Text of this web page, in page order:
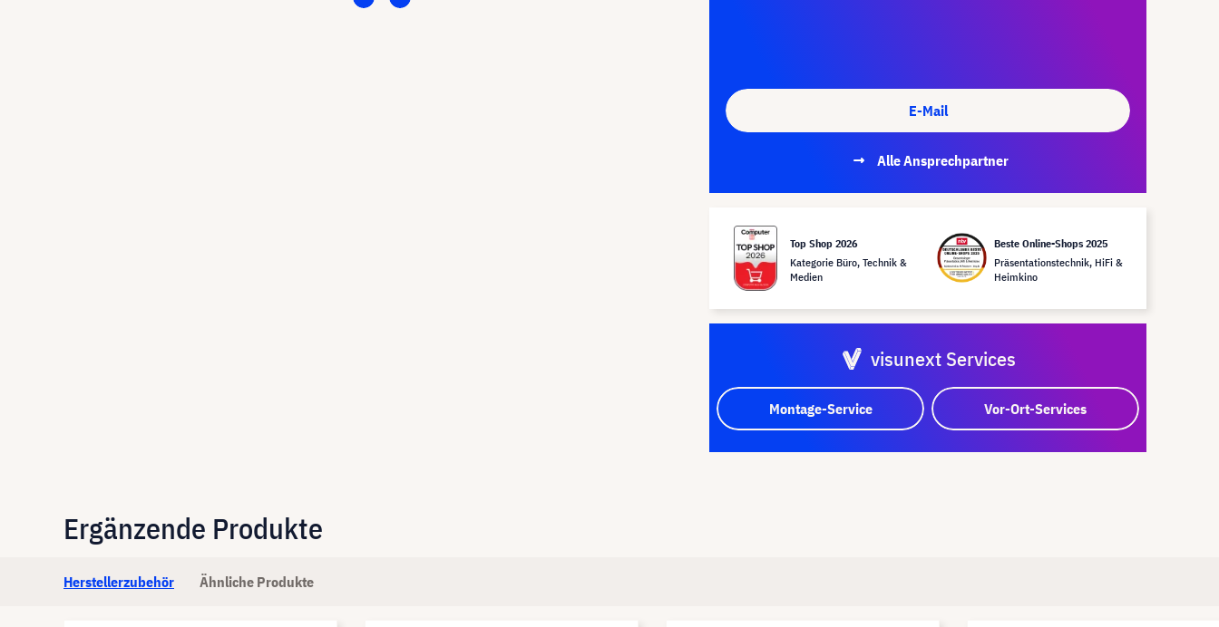
E-Mail
Alle Ansprechpartner
Top Shop 2026
Kategorie Büro, Technik &
Medien
Beste Online-Shops 2025
Präsentationstechnik, HiFi &
Heimkino
visunext Services
Montage-Service Vor-Ort-Services
Ergänzende Produkte
Herstellerzubehör Ähnliche Produkte